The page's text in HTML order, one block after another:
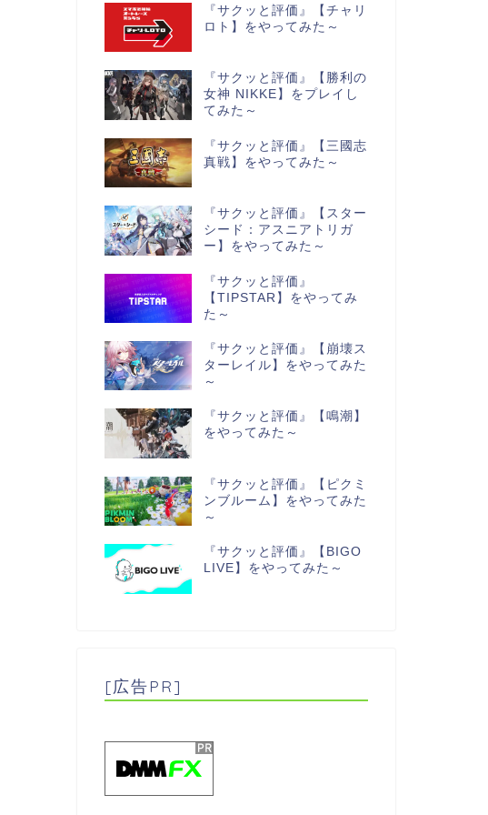
『サクッと評価』【チャリ
ロト】をやってみた～
『サクッと評価』【勝利の
女神 NIKKE】をプレイし
てみた～
『サクッと評価』【三國志
真戦】をやってみた～
『サクッと評価』【スター
シード：アスニアトリガ
ー】をやってみた～
『サクッと評価』
【TIPSTAR】をやってみ
た～
『サクッと評価』【崩壊ス
ターレイル】をやってみた
～
『サクッと評価』【鳴潮】
をやってみた～
『サクッと評価』【ピクミ
ンブルーム】をやってみた
～
『サクッと評価』【BIGO
LIVE】をやってみた～
[広告PR]